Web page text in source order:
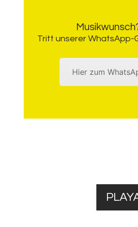
Tritt unserer WhatsApp-
Hier zum